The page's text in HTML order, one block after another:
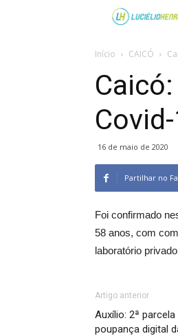
Início CAICÓ
16 de maio de 2020
Partilhar no
Foi confirmado
58 anos, com
laboratório
Artigo anterior
Auxílio: 2ª
poupança digital